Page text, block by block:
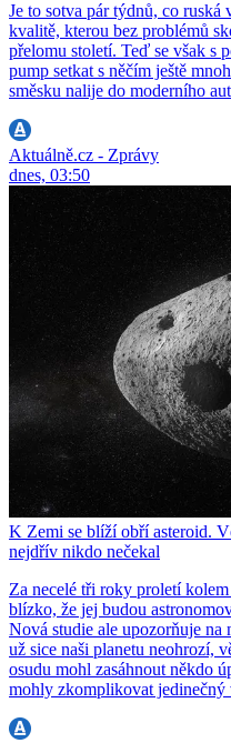
Je to sotva pár týdnů, co
kvalitě, kterou bez problémů
přelomu století. Teď se však s
pump setkat s něčím ještě
směsku nalije do moderního
Aktuálně.cz - Zprávy
dnes, 03:50
K Zemi se blíží obří asteroid.
nejdřív nikdo nečekal
Za necelé tři roky proletí
blízko, že jej budou
Nová studie ale upozorňuje na
už sice naši planetu neohrozí,
osudu mohl zasáhnout někdo
mohly zkomplikovat jedinečný